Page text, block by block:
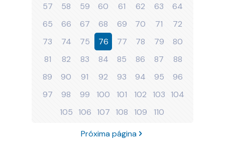
57
58 59 60 61 62 63
64
65
66 67 68 69 70 71
72
73
74 75 76 77 78 79
80
81
82 83 84 85 86 87
88
89
90 91 92 93 94 95
96
97
98 99 100 101 102 103 104
105
106 107 108 109 110
Próxima página